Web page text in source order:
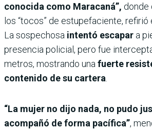
conocida como Maracaná”, donde
los “tocos” de estupefaciente, refirió
La sospechosa intentó escapar a
presencia policial, pero fue
metros, mostrando una fuerte
contenido de su cartera
“La mujer no dijo nada, no pudo
acompañó de forma pacífica”,